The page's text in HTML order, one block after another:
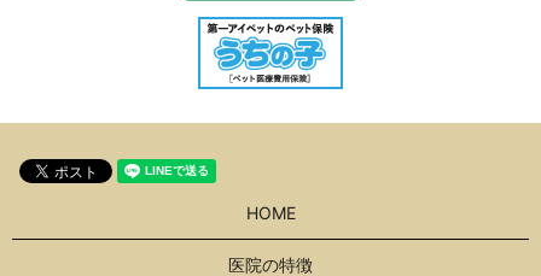
HOME
医院の特徴